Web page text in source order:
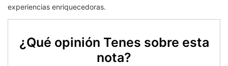
experiencias enriquecedoras.
¿Qué opinión Tenes sobre esta
nota?